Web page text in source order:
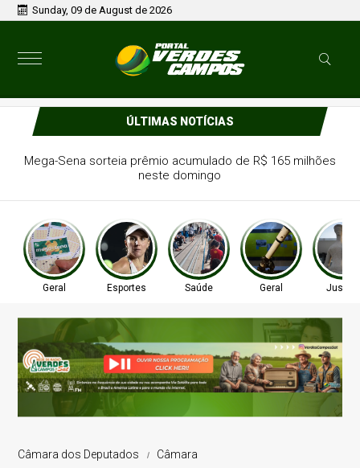
Sunday, 09 de August de 2026
ÚLTIMAS NOTÍCIAS
Mega-Sena sorteia prêmio acumulado de R$ 165 milhões
neste domingo
Geral Esportes Saúde Geral Justiça
Câmara dos Deputados Câmara